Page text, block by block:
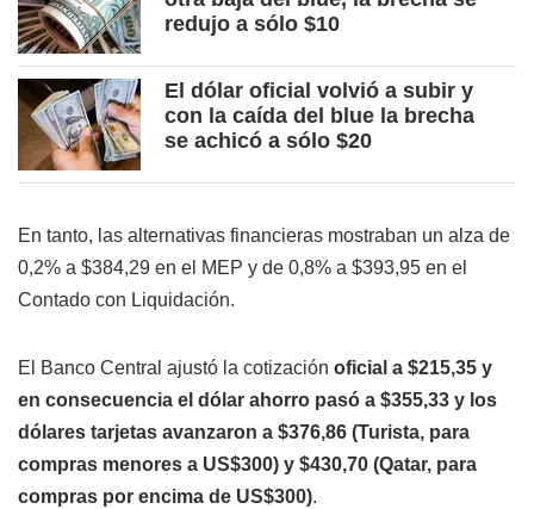
redujo a sólo $10
El dólar oficial volvió a subir y
con la caída del blue la brecha
se achicó a sólo $20
En tanto, las alternativas financieras mostraban un alza de
0,2% a $384,29 en el MEP y de 0,8% a $393,95 en el
Contado con Liquidación.
El Banco Central ajustó la cotización oficial a $215,35 y
en consecuencia el dólar ahorro pasó a $355,33 y los
dólares tarjetas avanzaron a $376,86 (Turista, para
compras menores a US$300) y $430,70 (Qatar, para
compras por encima de US$300).